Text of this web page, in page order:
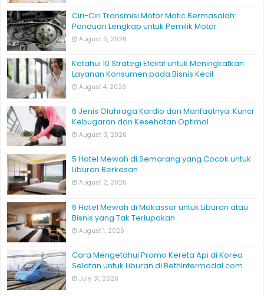
Ciri-Ciri Transmisi Motor Matic Bermasalah:
Panduan Lengkap untuk Pemilik Motor
August 5, 2026
Ketahui 10 Strategi Efektif untuk Meningkatkan
Layanan Konsumen pada Bisnis Kecil
August 4, 2026
6 Jenis Olahraga Kardio dan Manfaatnya: Kunci
Kebugaran dan Kesehatan Optimal
August 3, 2026
5 Hotel Mewah di Semarang yang Cocok untuk
Liburan Berkesan
August 2, 2026
6 Hotel Mewah di Makassar untuk Liburan atau
Bisnis yang Tak Terlupakan
August 1, 2026
Cara Mengetahui Promo Kereta Api di Korea
Selatan untuk Liburan di Bethintermodal.com
July 31, 2026